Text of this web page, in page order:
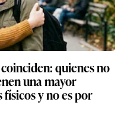
quienes no
una mayor
y no es por